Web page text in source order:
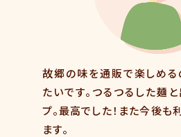
故郷の味を通販で楽しめ
たいです。つるつるした麺
プ。最高でした！また今後も
ます。